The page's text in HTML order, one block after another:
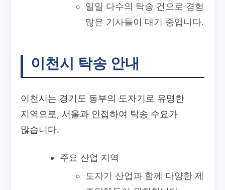
일일 다수의 탁송 건으로 경험
많은 기사들이 대기 중입니다.
이천시 탁송 안내
이천시는 경기도 동부의 도자기로 유명한
지역으로, 서울과 인접하여 탁송 수요가
많습니다.
주요 산업 지역
도자기 산업과 함께 다양한 제